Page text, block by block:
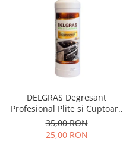
DELGRAS Degresant
Profesional Plite si Cuptoare
1L
35,00 RON
25,00 RON